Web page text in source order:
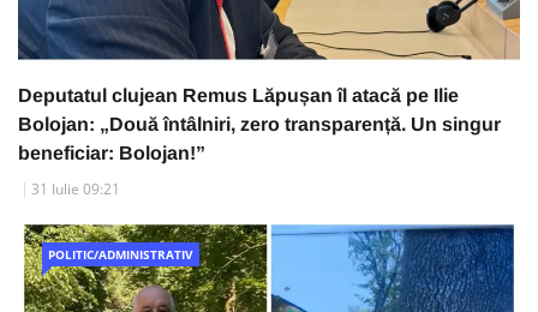
Deputatul clujean Remus Lăpușan îl atacă pe Ilie
Bolojan: „Două întâlniri, zero transparență. Un singur
beneficiar: Bolojan!”
31 Iulie 09:21
POLITIC/ADMINISTRATIV